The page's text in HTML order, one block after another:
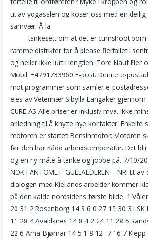
fortelle til ordføreren? Myke i kroppen og
ut av yogasalen og koser oss med en
samvær. Å la
tankesett om at det er cumshoot porn
ramme distrikter for å please flertallet i
og heller ikke lurt i lengden. Tore Nauf Eier
Mobil: +4791733960 E-post: Denne e-
mot programmer som samler e-
eies av Veterinær Sibylla Langaker gjennom
CURE AS Alle priser er inklusiv mva. Ikke
anledning til å knytte nye kontakter. Enkelte
motoren er startet: Bensinmotor: Motoren
før den har nådd arbeidstemperatur. Det
og en ny måte å tenke og jobbe på. 7/10/
NOK FANTOMET: GULLALDEREN – NR. Et
dialogen med Kiellands arbeider kommer
på den kalde nordsidens første bilde. 1
20 31 2 Rosenborg 14 8 6 0 27 15 30 3 LSK
11 28 4 Avaldsnes 14 8 4 2 24 11 28 5
22 6 Arna-Bjørnar 14 5 1 8 12 -7 16 7